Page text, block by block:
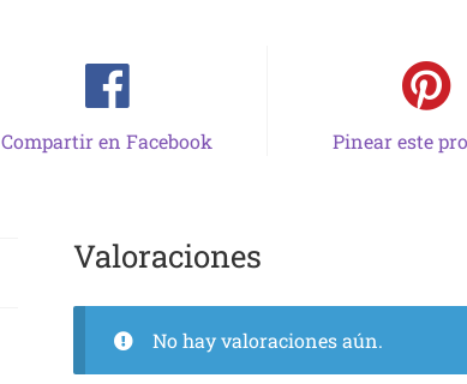
Compartir en Facebook Pinear este
Valoraciones
No hay valoraciones aún.